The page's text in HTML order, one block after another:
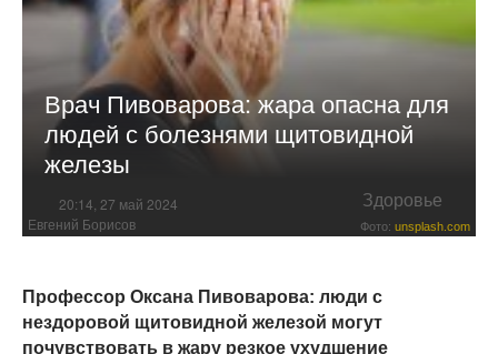
Врач Пивоварова: жара опасна для
людей с болезнями щитовидной
железы
20:14, 27 май 2024 Здоровье
Евгений Борисов Фото: unsplash.com
Профессор Оксана Пивоварова: люди с
нездоровой щитовидной железой могут
почувствовать в жару резкое ухудшение